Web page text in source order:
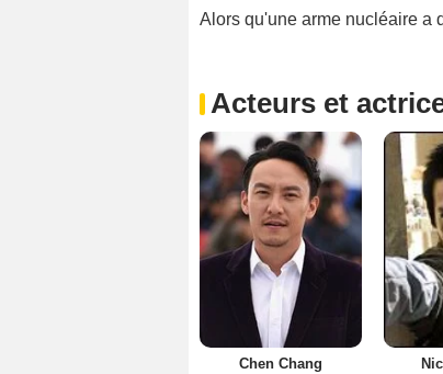
Alors qu'une arme nucléaire a
Acteurs et
Chen Chang